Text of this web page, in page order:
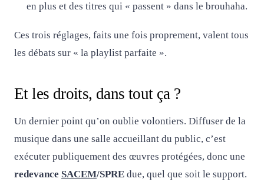
en plus et des titres qui « passent » dans le brouhaha.
Ces trois réglages, faits une fois proprement, valent tous
les débats sur « la playlist parfaite ».
Et les droits, dans tout ça ?
Un dernier point qu’on oublie volontiers. Diffuser de la
musique dans une salle accueillant du public, c’est
exécuter publiquement des œuvres protégées, donc une
redevance SACEM/SPRE due, quel que soit le support.